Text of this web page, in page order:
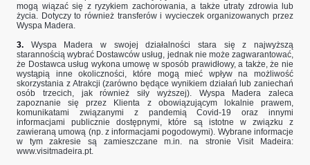
mogą wiązać się z ryzykiem zachorowania, a także utraty zdrowia lub
życia. Dotyczy to również transferów i wycieczek organizowanych przez
Wyspa Madera.
3. Wyspa Madera w swojej działalności stara się z najwyższą
starannością wybrać Dostawców usług, jednak nie może zagwarantować,
że Dostawca usług wykona umowę w sposób prawidłowy, a także, że nie
wystąpią inne okoliczności, które mogą mieć wpływ na możliwość
skorzystania z Atrakcji (zarówno będące wynikiem działań lub zaniechań
osób trzecich, jak również siły wyższej). Wyspa Madera zaleca
zapoznanie się przez Klienta z obowiązującym lokalnie prawem,
komunikatami związanymi z pandemią Covid-19 oraz innymi
informacjami publicznie dostępnymi, które są istotne w związku z
zawieraną umową (np. z informacjami pogodowymi). Wybrane informacje
w tym zakresie są zamieszczane m.in. na stronie Visit Madeira:
www.visitmadeira.pt.